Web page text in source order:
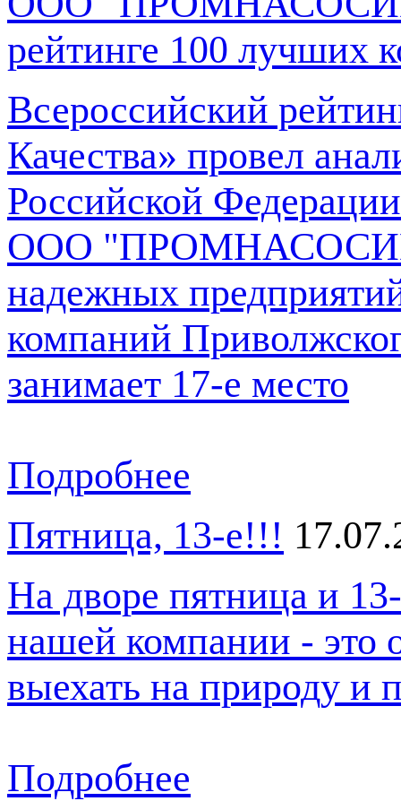
рейтинге 100
Всероссийский
Качества» провел
Российской
ООО
надежных
компаний
занимает 17-е место
Подробнее
Пятница, 13-е!!!
На дворе пятница и
нашей компании - это
выехать на природу и
Подробнее